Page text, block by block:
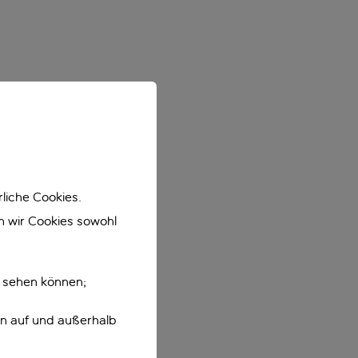
Cookies.
wir Cookies sowohl
können;
auf und außerhalb